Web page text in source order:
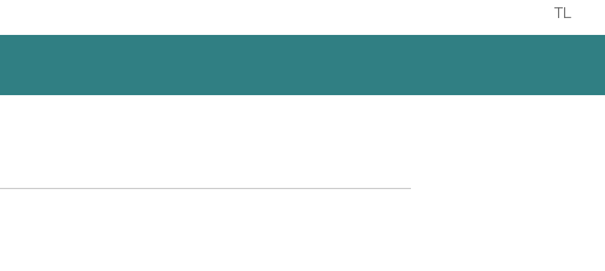
TL